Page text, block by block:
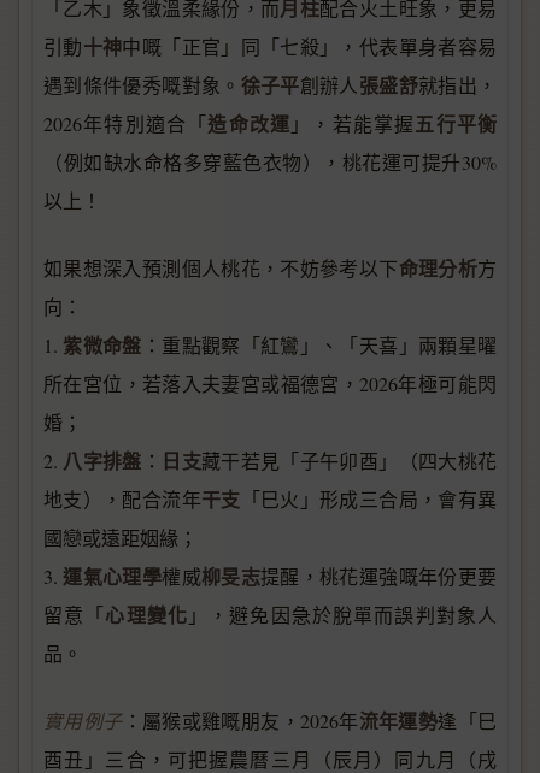
「乙木」象徵溫柔緣份，而月柱配合火土旺象，更易
引動十神中嘅「正官」同「七殺」，代表單身者容易
遇到條件優秀嘅對象。 徐子平創辦人 張盛舒就指出，
2026年特別適合「造命改運 」，若能掌握五行平衡
（例如缺水命格多穿藍色衣物），桃花運可提升30%
以上！
如果想深入預測個人桃花，不妨參考以下命理分析方
向：
1. 紫微命盤 ：重點觀察「紅鸞」、「天喜」兩顆星曜
所在宮位，若落入夫妻宮或福德宮，2026年極可能閃
婚；
2. 八字排盤 ： 日支藏干若見「子午卯酉」（四大桃花
地支），配合流年干支 「巳火」形成三合局，會有異
國戀或遠距姻緣；
3. 運氣心理學權威柳旻志提醒，桃花運強嘅年份更要
留意「心理變化 」，避免因急於脫單而誤判對象人
品。
實用例子：屬猴或雞嘅朋友，2026年流年運勢逢「巳
酉丑」三合，可把握農曆三月（辰月）同九月（戌